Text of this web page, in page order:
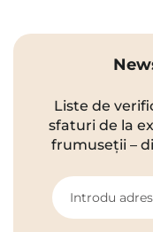
Liste de
sfaturi de la
frumuseții –
Introdu